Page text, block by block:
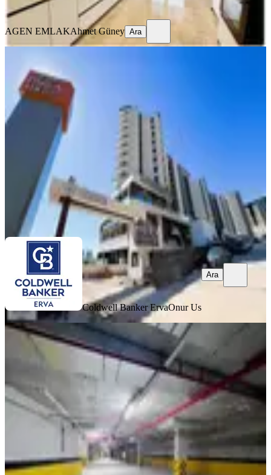
Ara
AGEN EMLAKAhmet Güney Ara
· Bahçe katı
5.565.000 ₺
Coldwell Banker ErvaOnur Us
Coldwell Banker ErvaOnur Us
Ara
YENİ
Gamador Parla A Blok'ta Göl
Manzaralı Teraslı 1+1 Satılık Daire
Yenimahalle, Cumhuriyet Mahallesi
1+1· 3. Kat 06.08.2026
6.250.000 ₺